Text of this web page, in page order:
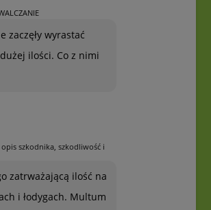
zaczęły wyrastać
ilości. Co z nimi
szkodnika, szkodliwość i
zatrważającą ilość na
i łodygach. Multum